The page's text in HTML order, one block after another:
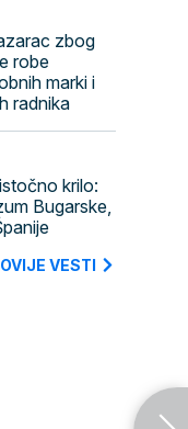
zbog
robe
marki i
radnika
krilo:
Bugarske,
VESTI